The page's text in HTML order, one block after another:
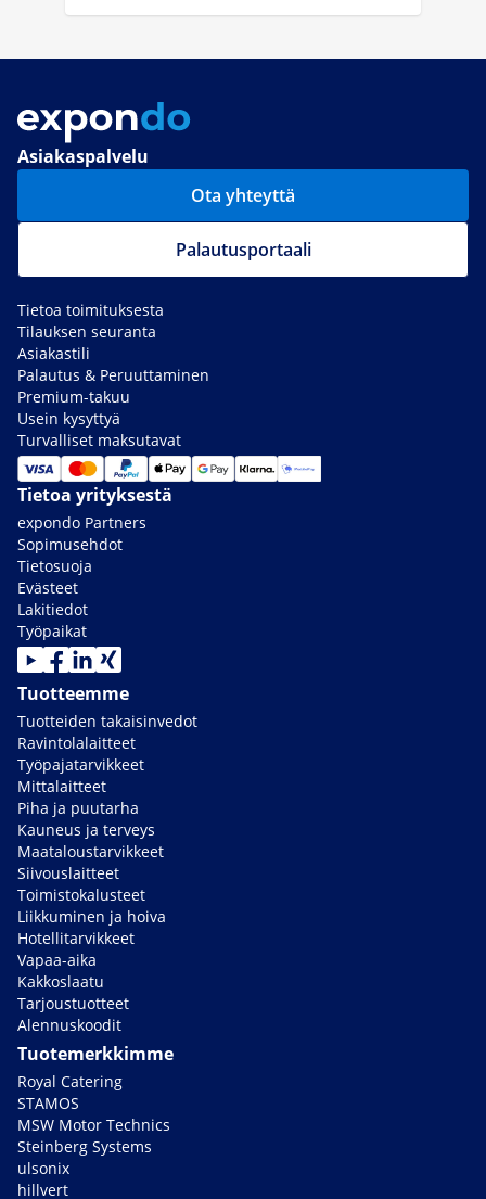
Asiakaspalvelu
Ota yhteyttä
Palautusportaali
Tietoa toimituksesta
Tilauksen seuranta
Asiakastili
Palautus & Peruuttaminen
Premium-takuu
Usein kysyttyä
Turvalliset maksutavat
Tietoa yrityksestä
expondo Partners
Sopimusehdot
Tietosuoja
Evästeet
Lakitiedot
Työpaikat
Tuotteemme
Tuotteiden takaisinvedot
Ravintolalaitteet
Työpajatarvikkeet
Mittalaitteet
Piha ja puutarha
Kauneus ja terveys
Maataloustarvikkeet
Siivouslaitteet
Toimistokalusteet
Liikkuminen ja hoiva
Hotellitarvikkeet
Vapaa-aika
Kakkoslaatu
Tarjoustuotteet
Alennuskoodit
Tuotemerkkimme
Royal Catering
STAMOS
MSW Motor Technics
Steinberg Systems
ulsonix
hillvert